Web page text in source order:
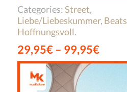
Categories:Street,
Liebe/Liebeskummer, Beats
Hoffnungsvoll.
29,95€– 99,95€